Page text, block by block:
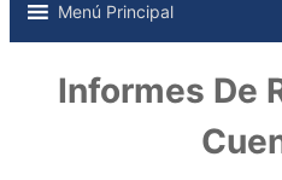
Menú Principal
Informes De